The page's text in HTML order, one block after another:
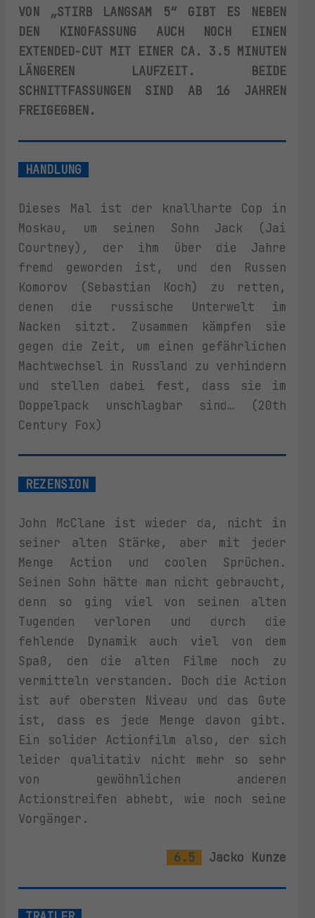
VON „STIRB LANGSAM 5“ GIBT ES NEBEN
DEN KINOFASSUNG AUCH NOCH EINEN
EXTENDED-CUT MIT EINER CA. 3.5 MINUTEN
LÄNGEREN LAUFZEIT. BEIDE
SCHNITTFASSUNGEN SIND AB 16 JAHREN
FREIGEGBEN.
HANDLUNG
Dieses Mal ist der knallharte Cop in
Moskau, um seinen Sohn Jack (Jai
Courtney), der ihm über die Jahre
fremd geworden ist, und den Russen
Komorov (Sebastian Koch) zu retten,
denen die russische Unterwelt im
Nacken sitzt. Zusammen kämpfen sie
gegen die Zeit, um einen gefährlichen
Machtwechsel in Russland zu verhindern
und stellen dabei fest, dass sie im
Doppelpack unschlagbar sind… (20th
Century Fox)
REZENSION
John McClane ist wieder da, nicht in
seiner alten Stärke, aber mit jeder
Menge Action und coolen Sprüchen.
Seinen Sohn hätte man nicht gebraucht,
denn so ging viel von seinen alten
Tugenden verloren und durch die
fehlende Dynamik auch viel von dem
Spaß, den die alten Filme noch zu
vermitteln verstanden. Doch die Action
ist auf obersten Niveau und das Gute
ist, dass es jede Menge davon gibt.
Ein solider Actionfilm also, der sich
leider qualitativ nicht mehr so sehr
von gewöhnlichen anderen
Actionstreifen abhebt, wie noch seine
Vorgänger.
6.5 Jacko Kunze